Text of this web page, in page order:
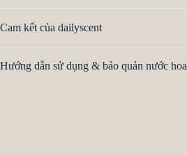
Cam kết của dailyscent
Hướng dẫn sử dụng & bảo quản nước hoa